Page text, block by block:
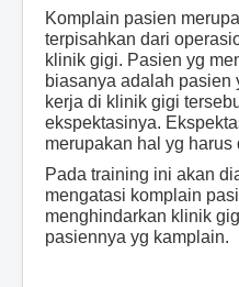
Komplain pasien
terpisahkan dari
klinik gigi. Pasien yg
biasanya adalah pasien
kerja di klinik gigi
ekspektasinya.
merupakan hal yg harus
Pada training ini akan
mengatasi komplain
menghindarkan klinik
pasiennya yg kamplain.